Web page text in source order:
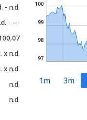
- n.d.
- ---
x n.d.
x n.d.
n.d.
n.d.
97
98
99
100
1m 3m